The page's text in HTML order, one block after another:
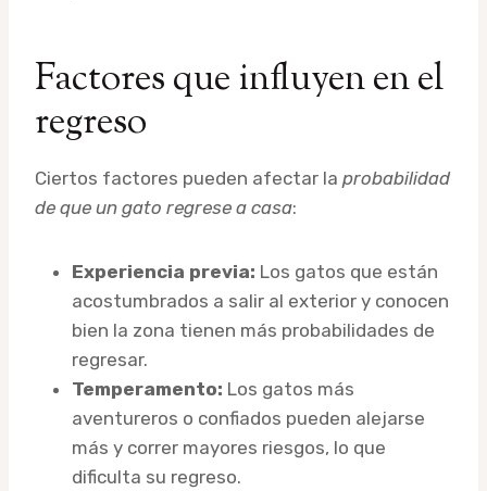
Factores que influyen en el
regreso
Ciertos factores pueden afectar la probabilidad
de que un gato regrese a casa:
Experiencia previa: Los gatos que están
acostumbrados a salir al exterior y conocen
bien la zona tienen más probabilidades de
regresar.
Temperamento: Los gatos más
aventureros o confiados pueden alejarse
más y correr mayores riesgos, lo que
dificulta su regreso.